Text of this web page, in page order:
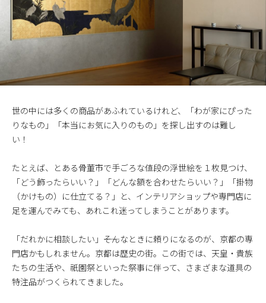
世の中には多くの商品があふれているけれど、「わが家にぴった
りなもの」「本当にお気に入りのもの」を探し出すのは難し
い！
たとえば、とある骨董市で手ごろな値段の浮世絵を１枚見つけ、
「どう飾ったらいい？」「どんな額を合わせたらいい？」「掛物
（かけもの）に仕立てる？」と、インテリアショップや専門店に
足を運んでみても、あれこれ迷ってしまうことがあります。
「だれかに相談したい」――そんなときに頼りになるのが、京都の専
門店かもしれません。京都は歴史の街。この街では、天皇・貴族
たちの生活や、祇園祭といった祭事に伴って、さまざまな道具の
特注品がつくられてきました。